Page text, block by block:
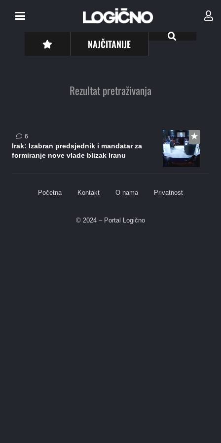
NAJČITANIJE
Rezultat pretraživanja
6komentara
Irak: Izabran predsjednik i mandatar za
formiranje nove vlade blizak Iranu
Početna Kontakt O nama Privatnost
© 2024 – Portal Logično